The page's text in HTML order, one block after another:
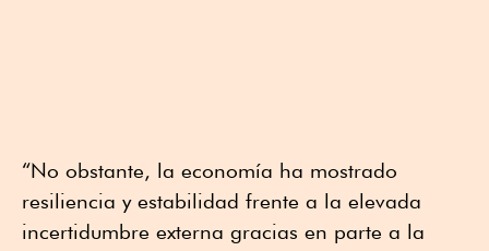
“No obstante, la economía ha mostrado
resiliencia y estabilidad frente a la elevada
incertidumbre externa gracias en parte a la